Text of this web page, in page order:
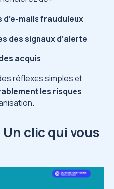
mails frauduleux
des signaux d’alerte
acquis
réflexes simples et
les risques
clic qui vous